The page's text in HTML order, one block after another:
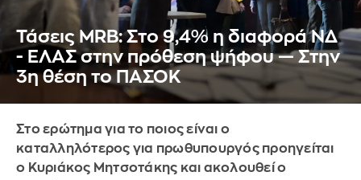
Τάσεις MRB: Στο 9,4% η διαφορά ΝΔ
- ΕΛΑΣ στην πρόθεση ψήφου — Στην
3η θέση το ΠΑΣΟΚ
Στο ερώτημα για το ποιος είναι ο
καταλληλότερος για πρωθυπουργός προηγείται
ο Κυριάκος Μητσοτάκης και ακολουθεί ο